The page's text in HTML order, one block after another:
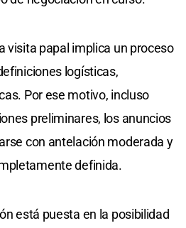
visita papal implica un proceso
logísticas,
Por ese motivo, incluso
preliminares, los anuncios
con antelación moderada y
definida.
está puesta en la posibilidad